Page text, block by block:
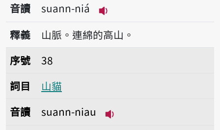
音讀
suann-niá
播放音讀suann-niá
釋義
山脈。連綿的高山。
序號38山貓
序號
38
詞目
山貓
音讀
suann-niau